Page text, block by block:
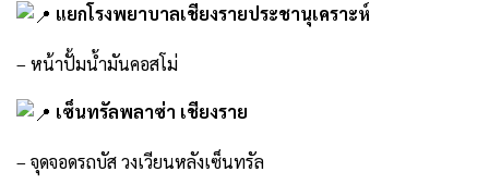
แยกโรงพยาบาลเชียงรายประชานุเคราะห์
– หน้าปั้มน้ำมันคอสโม่
เซ็นทรัลพลาซ่า เชียงราย
– จุดจอดรถบัส วงเวียนหลังเซ็นทรัล